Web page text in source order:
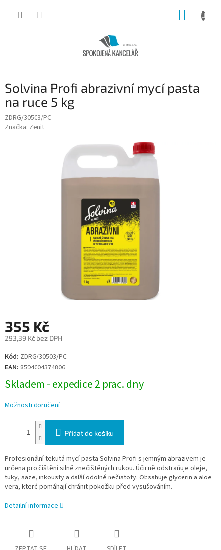
Solvina Profi abrazivní mycí pasta
na ruce 5 kg
ZDRG/30503/PC
Značka: Zenit
355 Kč
293,39 Kč bez DPH
Měrná
cena:
Kód: ZDRG/30503/PC
EAN: 8594004374806
Skladem - expedice 2 prac. dny
Možnosti doručení
Přidat do košíku
Profesionální tekutá mycí pasta Solvina Profi s jemným abrazivem je
určena pro čištění silně znečištěných rukou. Účinně odstraňuje oleje,
tuky, saze, inkousty a další odolné nečistoty. Obsahuje glycerin a aloe
vera, které pomáhají chránit pokožku před vysušováním.
Detailní informace